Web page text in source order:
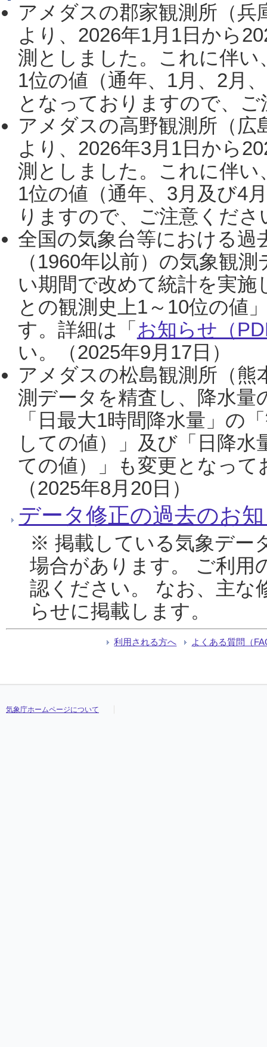
アメダスの郡家観測所（
より、2026年1月1日から
測としました。これに伴い
1位の値（通年、1月、2月
となっておりますので、
アメダスの高野観測所（
より、2026年3月1日から
測としました。これに伴い
1位の値（通年、3月及び4
りますので、ご注意くだ
全国の気象台等における過
（1960年以前）の気象観
い期間で改めて統計を実
との観測史上1～10位の値
す。詳細は「 お知らせ（
い。（2025年9月17日）
アメダスの松島観測所（熊
測データを精査し、降水
「日最大1時間降水量」の
しての値）」及び「日降
ての値）」も変更となっ
（2025年8月20日）
データ修正の過去のお
※ 掲載している気象デー
場合があります。 ご利用
認ください。 なお、主な
らせに掲載します。
利用される方へ よくある質問（
気象庁ホームページについて